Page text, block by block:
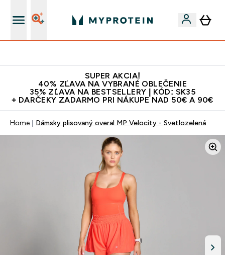
SUPER AKCIA!
40% ZĽAVA NA VYBRANÉ OBLEČENIE
35% ZĽAVA NA BESTSELLERY | KÓD: SK35
+ DARČEKY ZADARMO PRI NÁKUPE NAD 50€ A 90€
Home Dámsky plisovaný overal MP Velocity - Svetlozelená